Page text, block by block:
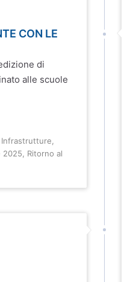
CON LE
di
alle scuole
Infrastrutture
2025
Ritorno al